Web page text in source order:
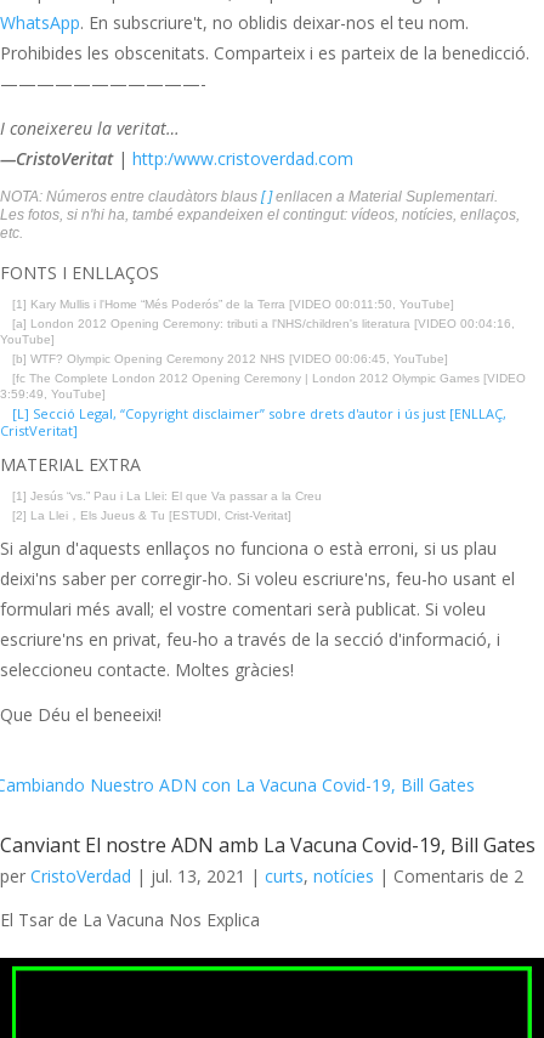
WhatsApp. En subscriure't, no oblidis deixar-nos el teu nom.
Prohibides les obscenitats. Comparteix i es parteix de la benedicció.
———————————-
I coneixereu la veritat…
—CristoVeritat | http:/www.cristoverdad.com
NOTA: Números entre claudàtors blaus [ ]enllacen a Material Suplementari.
Les fotos, si n'hi ha, també expandeixen el contingut: vídeos, notícies, enllaços,
etc.
FONTS I ENLLAÇOS
[1] Kary Mullis i l'Home “Més Poderós” de la Terra [VIDEO 00:011:50, YouTube]
[a] London 2012 Opening Ceremony: tributi a l'NHS/children's literatura [VIDEO 00:04:16,
YouTube]
[b] WTF? Olympic Opening Ceremony 2012 NHS [VIDEO 00:06:45, YouTube]
[fc The Complete London 2012 Opening Ceremony | London 2012 Olympic Games [VIDEO
3:59:49, YouTube]
[L] Secció Legal, “Copyright disclaimer” sobre drets d'autor i ús just [ENLLAÇ,
CristVeritat]
MATERIAL EXTRA
[1] Jesús “vs.” Pau i La Llei: El que Va passar a la Creu
[2] La Llei，Els Jueus & Tu [ESTUDI, Crist-Veritat]
Si algun d'aquests enllaços no funciona o està erroni, si us plau
deixi'ns saber per corregir-ho. Si voleu escriure'ns, feu-ho usant el
formulari més avall; el vostre comentari serà publicat. Si voleu
escriure'ns en privat, feu-ho a través de la secció d'informació, i
seleccioneu contacte. Moltes gràcies!
Que Déu el beneeixi!
Canviant El nostre ADN amb La Vacuna Covid-19, Bill Gates
per CristoVerdad | jul. 13, 2021 | curts, notícies | Comentaris de 2
El Tsar de La Vacuna Nos Explica